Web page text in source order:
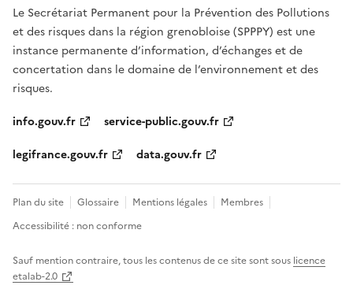
Le Secrétariat Permanent pour la Prévention des Pollutions
et des risques dans la région grenobloise (SPPPY) est une
instance permanente d’information, d’échanges et de
concertation dans le domaine de l’environnement et des
risques.
info.gouv.fr
service-public.gouv.fr
legifrance.gouv.fr
data.gouv.fr
Plan du site Glossaire Mentions légales
Membres
Accessibilité : non conforme
Sauf mention contraire, tous les contenus de ce site sont sous licence
etalab-2.0